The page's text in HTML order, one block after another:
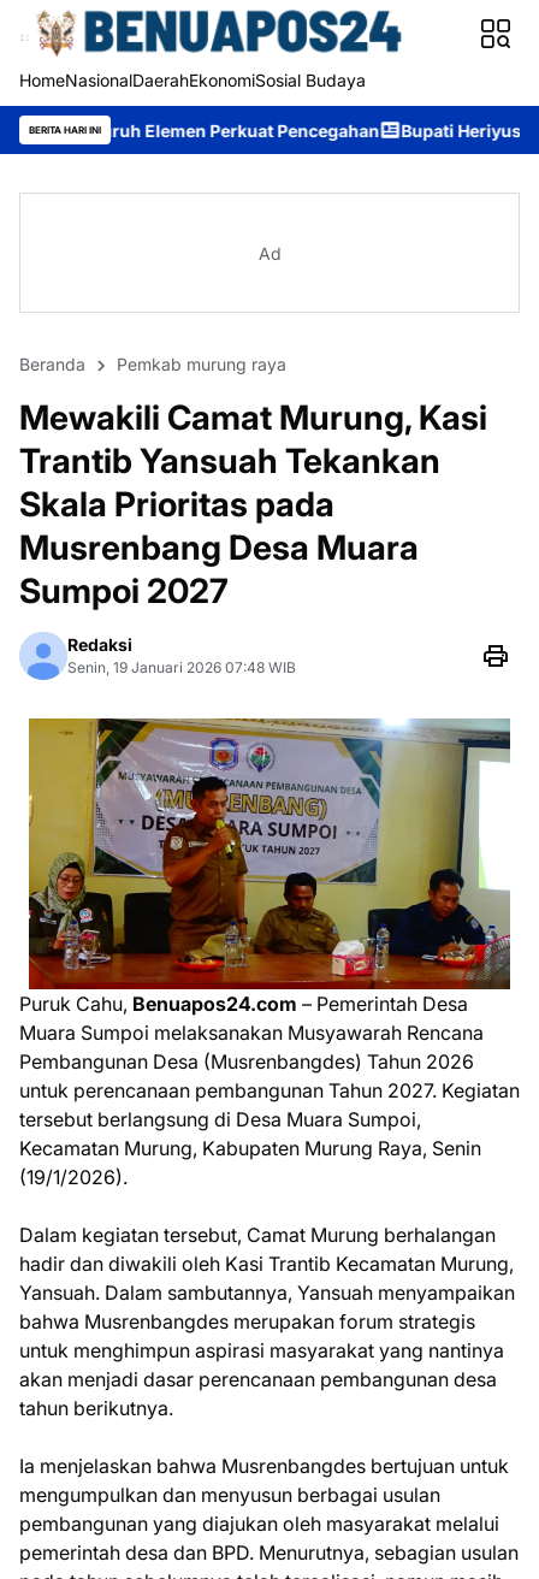
HomeNasionalDaerahEkonomiSosial Budaya
BERITA HARI INI
Perkuat Pencegahan Bupati Heriyus: Wisuda Sekolah
Ad
Beranda Pemkab murung raya
Mewakili Camat Murung, Kasi
Trantib Yansuah Tekankan
Skala Prioritas pada
Musrenbang Desa Muara
Sumpoi 2027
Redaksi
Senin, 19 Januari 2026 07:48 WIB
Puruk Cahu, Benuapos24.com – Pemerintah Desa
Muara Sumpoi melaksanakan Musyawarah Rencana
Pembangunan Desa (Musrenbangdes) Tahun 2026
untuk perencanaan pembangunan Tahun 2027. Kegiatan
tersebut berlangsung di Desa Muara Sumpoi,
Kecamatan Murung, Kabupaten Murung Raya, Senin
(19/1/2026).
Dalam kegiatan tersebut, Camat Murung berhalangan
hadir dan diwakili oleh Kasi Trantib Kecamatan Murung,
Yansuah. Dalam sambutannya, Yansuah menyampaikan
bahwa Musrenbangdes merupakan forum strategis
untuk menghimpun aspirasi masyarakat yang nantinya
akan menjadi dasar perencanaan pembangunan desa
tahun berikutnya.
Ia menjelaskan bahwa Musrenbangdes bertujuan untuk
mengumpulkan dan menyusun berbagai usulan
pembangunan yang diajukan oleh masyarakat melalui
pemerintah desa dan BPD. Menurutnya, sebagian usulan